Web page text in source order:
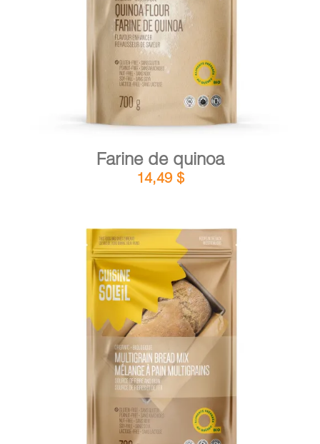
AJOUTER AU PANIER
Farine de quinoa
14,49 $
AJOUTER AU PANIER / DÉTAILS